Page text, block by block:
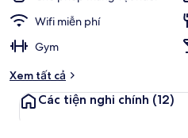
Wifi miễn phí
Gym
Xem tất cả
Các tiện nghi chính (12)